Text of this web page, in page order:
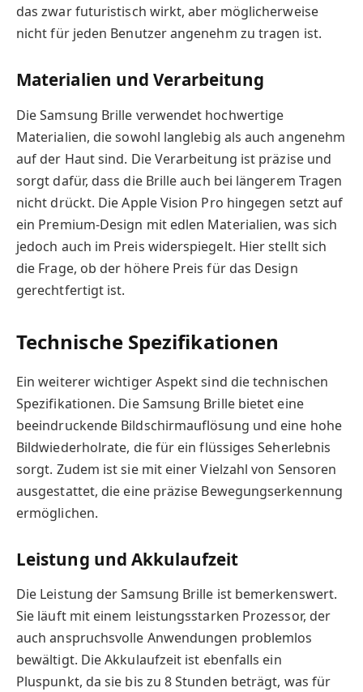
das zwar futuristisch wirkt, aber möglicherweise
nicht für jeden Benutzer angenehm zu tragen ist.
Materialien und Verarbeitung
Die Samsung Brille verwendet hochwertige
Materialien, die sowohl langlebig als auch angenehm
auf der Haut sind. Die Verarbeitung ist präzise und
sorgt dafür, dass die Brille auch bei längerem Tragen
nicht drückt. Die Apple Vision Pro hingegen setzt auf
ein Premium-Design mit edlen Materialien, was sich
jedoch auch im Preis widerspiegelt. Hier stellt sich
die Frage, ob der höhere Preis für das Design
gerechtfertigt ist.
Technische Spezifikationen
Ein weiterer wichtiger Aspekt sind die technischen
Spezifikationen. Die Samsung Brille bietet eine
beeindruckende Bildschirmauflösung und eine hohe
Bildwiederholrate, die für ein flüssiges Seherlebnis
sorgt. Zudem ist sie mit einer Vielzahl von Sensoren
ausgestattet, die eine präzise Bewegungserkennung
ermöglichen.
Leistung und Akkulaufzeit
Die Leistung der Samsung Brille ist bemerkenswert.
Sie läuft mit einem leistungsstarken Prozessor, der
auch anspruchsvolle Anwendungen problemlos
bewältigt. Die Akkulaufzeit ist ebenfalls ein
Pluspunkt, da sie bis zu 8 Stunden beträgt, was für